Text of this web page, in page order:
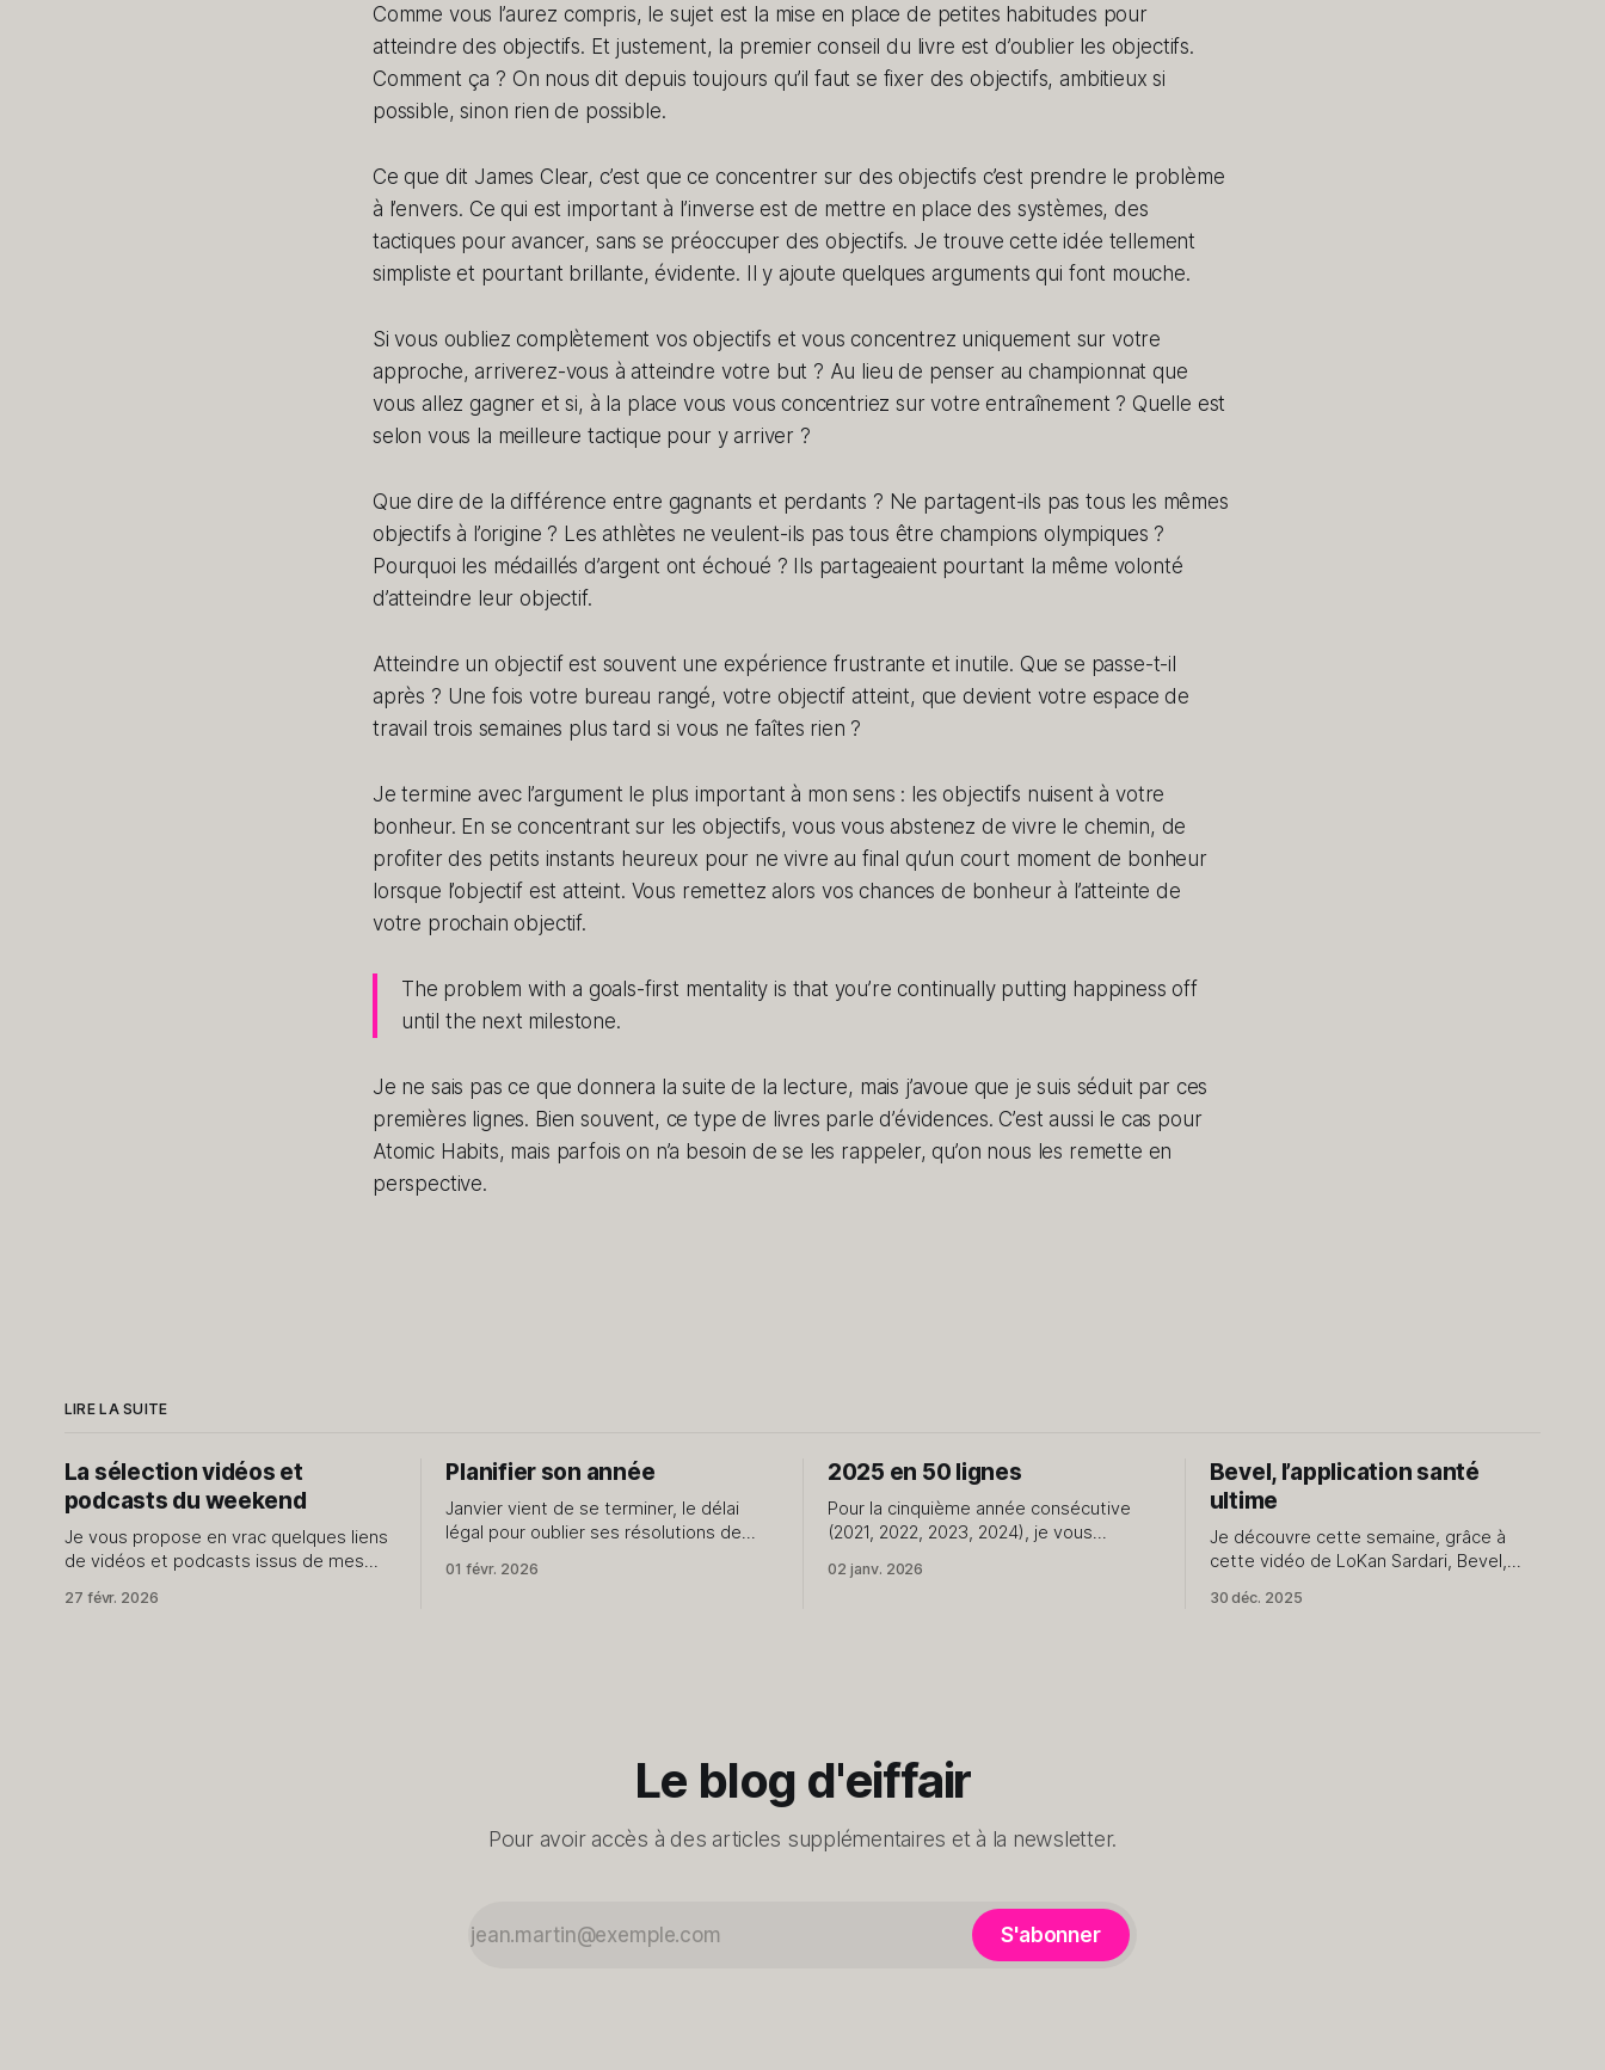
Comme vous l’aurez compris, le sujet est la mise en place de petites habitudes pour
atteindre des objectifs. Et justement, la premier conseil du livre est d’oublier les objectifs.
Comment ça ? On nous dit depuis toujours qu’il faut se fixer des objectifs, ambitieux si
possible, sinon rien de possible.
Ce que dit James Clear, c’est que ce concentrer sur des objectifs c’est prendre le problème
à l’envers. Ce qui est important à l’inverse est de mettre en place des systèmes, des
tactiques pour avancer, sans se préoccuper des objectifs. Je trouve cette idée tellement
simpliste et pourtant brillante, évidente. Il y ajoute quelques arguments qui font mouche.
Si vous oubliez complètement vos objectifs et vous concentrez uniquement sur votre
approche, arriverez-vous à atteindre votre but ? Au lieu de penser au championnat que
vous allez gagner et si, à la place vous vous concentriez sur votre entraînement ? Quelle est
selon vous la meilleure tactique pour y arriver ?
Que dire de la différence entre gagnants et perdants ? Ne partagent-ils pas tous les mêmes
objectifs à l’origine ? Les athlètes ne veulent-ils pas tous être champions olympiques ?
Pourquoi les médaillés d’argent ont échoué ? Ils partageaient pourtant la même volonté
d’atteindre leur objectif.
Atteindre un objectif est souvent une expérience frustrante et inutile. Que se passe-t-il
après ? Une fois votre bureau rangé, votre objectif atteint, que devient votre espace de
travail trois semaines plus tard si vous ne faîtes rien ?
Je termine avec l’argument le plus important à mon sens : les objectifs nuisent à votre
bonheur. En se concentrant sur les objectifs, vous vous abstenez de vivre le chemin, de
profiter des petits instants heureux pour ne vivre au final qu’un court moment de bonheur
lorsque l’objectif est atteint. Vous remettez alors vos chances de bonheur à l’atteinte de
votre prochain objectif.
The problem with a goals-first mentality is that you’re continually putting happiness off
until the next milestone.
Je ne sais pas ce que donnera la suite de la lecture, mais j’avoue que je suis séduit par ces
premières lignes. Bien souvent, ce type de livres parle d’évidences. C’est aussi le cas pour
Atomic Habits, mais parfois on n’a besoin de se les rappeler, qu’on nous les remette en
perspective.
LIRE LA SUITE
La sélection vidéos et
podcasts du weekend
Je vous propose en vrac quelques liens
de vidéos et podcasts issus de mes
ne vous livre que le meilleur,
27 févr. 2026
Planifier son année
Janvier vient de se terminer, le délai
légal pour oublier ses résolutions de
pencher sur son année sans la pression
01 févr. 2026
2025 en 50 lignes
Pour la cinquième année consécutive
(2021, 2022, 2023, 2024), je vous
mon quotidien. Rien de plus. 1. J'ai repris
02 janv. 2026
Bevel, l’application santé
ultime
Je découvre cette semaine, grâce à
cette vidéo de LoKan Sardari, Bevel,
une dimension que je ne soupçonnais
30 déc. 2025
Le blog d'eiffair
Pour avoir accès à des articles supplémentaires et à la newsletter.
S'abonner